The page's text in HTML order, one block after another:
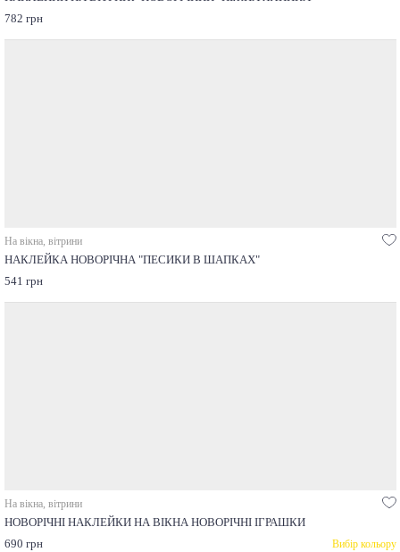
782 грн
На вікна, вітрини
НАКЛЕЙКА НОВОРІЧНА "ПЕСИКИ В ШАПКАХ"
541 грн
На вікна, вітрини
НОВОРІЧНІ НАКЛЕЙКИ НА ВІКНА НОВОРІЧНІ ІГРАШКИ
690 грн
Вибір кольору